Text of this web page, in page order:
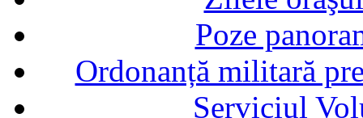
Poze
Ordonanță militară
Serviciul